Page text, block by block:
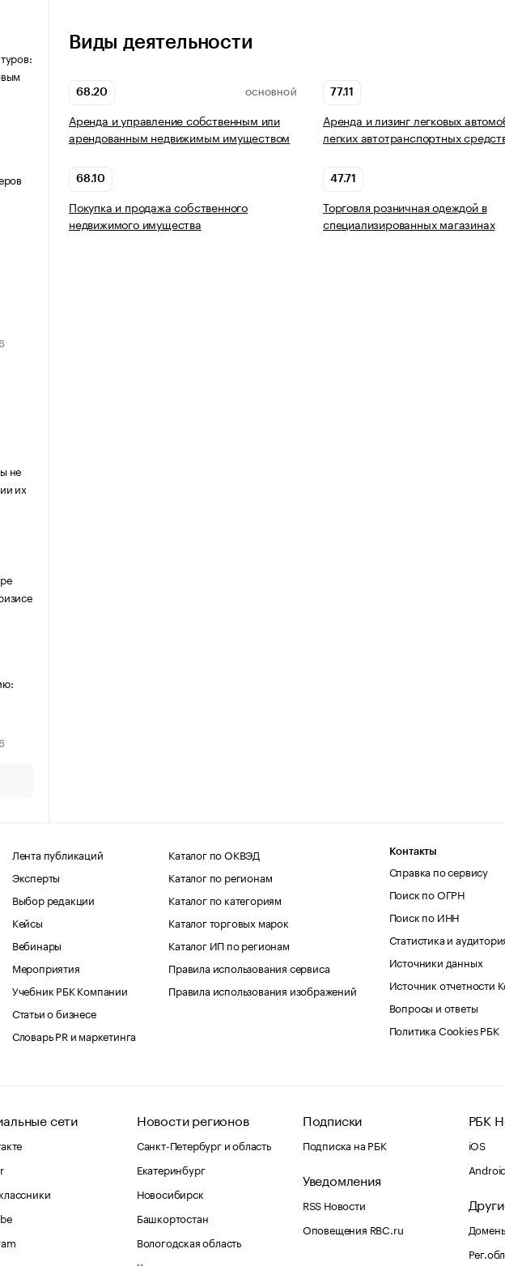
не
их
Виды деятельности
68.20 ОСНОВНОЙ
Аренда и управление собственным или
арендованным недвижимым имуществом
77.11
Аренда и лизинг легковых
легких автотранспортных
68.10
Покупка и продажа собственного
недвижимого имущества
47.71
Торговля розничная одеждой в
специализированных магазинах
Лента публикаций
Эксперты
Выбор редакции
Кейсы
Вебинары
Мероприятия
Учебник РБК Компании
Статьи о бизнесе
Словарь PR и маркетинга
Каталог по ОКВЭД
Каталог по регионам
Каталог по категориям
Каталог торговых марок
Каталог ИП по регионам
Правила использования сервиса
Правила использования изображений
Контакты
Справка по сервису
Поиск по ОГРН
Поиск по ИНН
Статистика и
Источники данных
Источник отчетности
Вопросы и ответы
Политика Cookies РБК
сети Новости регионов
Санкт-Петербург и область
Екатеринбург
Новосибирск
Башкортостан
Вологодская область
Подписки
Подписка на РБК
Уведомления
RSS Новости
Оповещения RBC.ru
РБК
iOS